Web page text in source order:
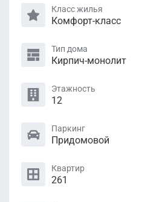
Класс жилья
Комфорт-класс
Тип дома
Кирпич-монолит
Этажность
12
Паркинг
Придомовой
Квартир
261